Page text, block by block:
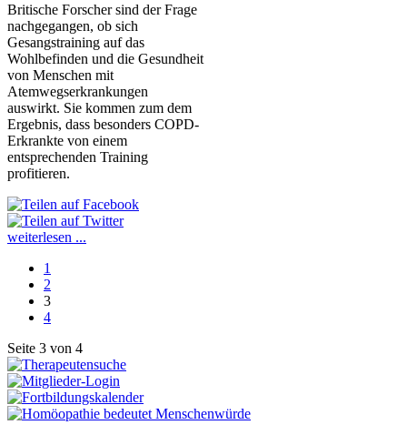
Britische Forscher sind der Frage
nachgegangen, ob sich
Gesangstraining auf das
Wohlbefinden und die Gesundheit
von Menschen mit
Atemwegserkrankungen
auswirkt. Sie kommen zum dem
Ergebnis, dass besonders COPD-
Erkrankte von einem
entsprechenden Training
profitieren.
weiterlesen ...
1
2
3
4
Seite 3 von 4